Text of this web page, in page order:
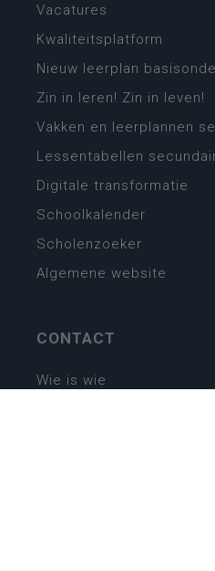
Vacatures
Kwaliteitsplatform
Nieuw leerplan
Zin in leren! Zin in leven!
Vakken en leerplannen
Lessentabellen
Digitale transformatie
Schoolkalender
Scholenzoeker
Algemene website
CONTACT
Wie is wie